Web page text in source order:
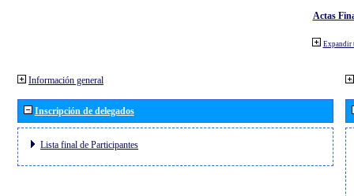
Actas
Expandir
Información general
Inscripción de delegados
Lista final de Participantes